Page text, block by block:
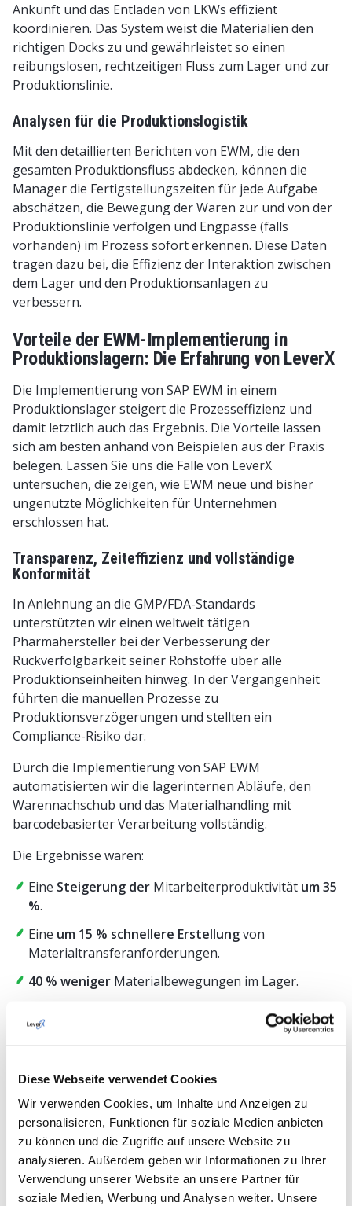
Diese Webseite verwendet Cookies
Wir verwenden Cookies, um Inhalte und Anzeigen zu
personalisieren, Funktionen für soziale Medien anbieten
zu können und die Zugriffe auf unsere Website zu
analysieren. Außerdem geben wir Informationen zu Ihrer
Verwendung unserer Website an unsere Partner für
soziale Medien, Werbung und Analysen weiter. Unsere
Ankunft und das Entladen von LKWs effizient
koordinieren. Das System weist die Materialien den
richtigen Docks zu und gewährleistet so einen
reibungslosen, rechtzeitigen Fluss zum Lager und zur
Produktionslinie.
Analysen für die Produktionslogistik
Mit den detaillierten Berichten von EWM, die den
gesamten Produktionsfluss abdecken, können die
Manager die Fertigstellungszeiten für jede Aufgabe
abschätzen, die Bewegung der Waren zur und von der
Produktionslinie verfolgen und Engpässe (falls
vorhanden) im Prozess sofort erkennen. Diese Daten
tragen dazu bei, die Effizienz der Interaktion zwischen
dem Lager und den Produktionsanlagen zu
verbessern.
Vorteile der EWM-Implementierung in
Produktionslagern: Die Erfahrung von LeverX
Die Implementierung von SAP EWM in einem
Produktionslager steigert die Prozesseffizienz und
damit letztlich auch das Ergebnis. Die Vorteile lassen
sich am besten anhand von Beispielen aus der Praxis
belegen. Lassen Sie uns die Fälle von LeverX
untersuchen, die zeigen, wie EWM neue und bisher
ungenutzte Möglichkeiten für Unternehmen
erschlossen hat.
Transparenz, Zeiteffizienz und vollständige
Konformität
In Anlehnung an die GMP/FDA-Standards
unterstützten wir einen weltweit tätigen
Pharmahersteller bei der Verbesserung der
Rückverfolgbarkeit seiner Rohstoffe über alle
Produktionseinheiten hinweg. In der Vergangenheit
führten die manuellen Prozesse zu
Produktionsverzögerungen und stellten ein
Compliance-Risiko dar.
Durch die Implementierung von SAP EWM
automatisierten wir die lagerinternen Abläufe, den
Warennachschub und das Materialhandling mit
barcodebasierter Verarbeitung vollständig.
Die Ergebnisse waren:
Eine Steigerung der Mitarbeiterproduktivität um 35
%.
Eine um 15 % schnellere Erstellungvon
Materialtransferanforderungen.
40 % weniger Materialbewegungen im Lager.
Anforderungen.
Echtzeit-Transparenz und Flexibilität in der
Lieferkette
Manuelle Planung und unzusammenhängende
Systeme führen häufig zu Engpässen bei
Komponenten, die die Produktion zum Erliegen
bringen.